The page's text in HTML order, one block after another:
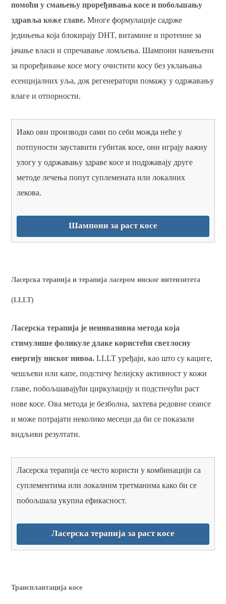
помоћи у смањењу проређивања косе и побољшању
здравља коже главе. Многе формулације садрже
једињења која блокирају DHT, витамине и протеине за
јачање власи и спречавање ломљења. Шампони намењени
за проређивање косе могу очистити косу без уклањања
есенцијалних уља, док регенератори помажу у одржавању
влаге и отпорности.
Иако ови производи сами по себи можда неће у
потпуности зауставити губитак косе, они играју важну
улогу у одржавању здраве косе и подржавају друге
методе лечења попут суплемената или локалних
лекова.
Шампони за раст косе
Ласерска терапија и терапија ласером ниског интензитета
(LLLT)
Ласерска терапија је неинвазивна метода која
стимулише фоликуле длаке користећи светлосну
енергију ниског нивоа. LLLT уређаји, као што су кациге,
чешљеви или капе, подстичу ћелијску активност у кожи
главе, побољшавајући циркулацију и подстичући раст
нове косе. Ова метода је безболна, захтева редовне сеансе
и може потрајати неколико месеци да би се показали
видљиви резултати.
Ласерска терапија се често користи у комбинацији са
суплементима или локалним третманима како би се
побољшала укупна ефикасност.
Ласерска терапија за раст косе
Трансплантација косе